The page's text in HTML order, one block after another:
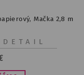
Mačka 2,8 m
DETAIL